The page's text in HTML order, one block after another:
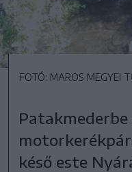
FOTÓ: MAROS MEGYEI
késő este